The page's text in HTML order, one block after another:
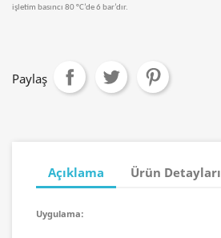
işletim basıncı 80 °C’de 6 bar’dır.
Paylaş
Açıklama Ürün Detayları
Uygulama: